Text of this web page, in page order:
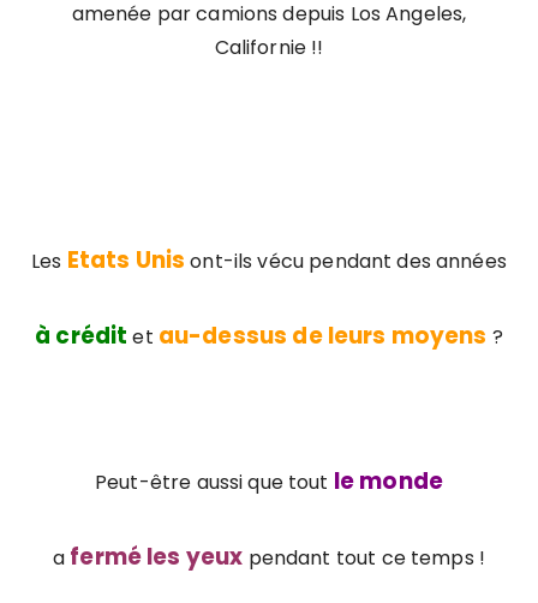
amenée par camions depuis Los Angeles,
Californie !!
Les Etats Unis ont-ils vécu pendant des années
à crédit et au-dessus de leurs moyens ?
Peut-être aussi que tout le monde
a fermé les yeux pendant tout ce temps !